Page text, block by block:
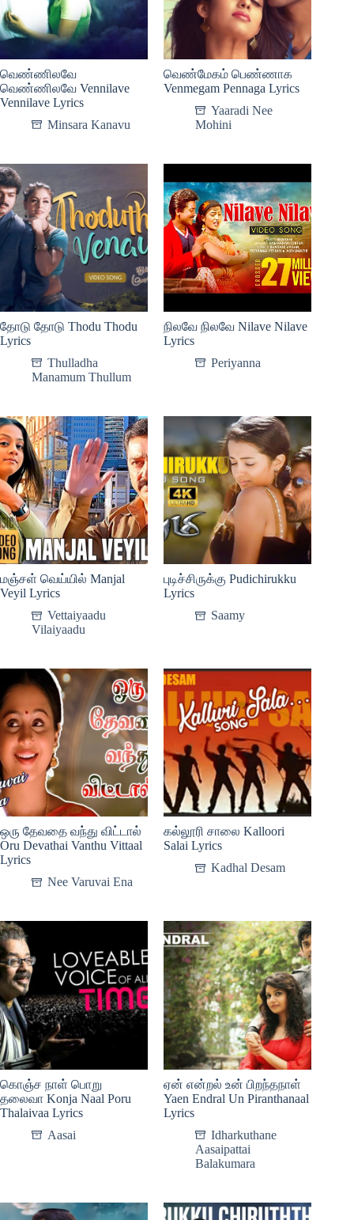
வெண்ணிலவே
வெண்ணிலவே Vennilave
Vennilave Lyrics
Minsara Kanavu
வெண்மேகம் பெண்ணாக
Venmegam Pennaga Lyrics
Yaaradi Nee
Mohini
தோடு தோடு Thodu Thodu
Lyrics
Thulladha
Manamum Thullum
நிலவே நிலவே Nilave Nilave
Lyrics
Periyanna
மஞ்சள் வெய்யில் Manjal
Veyil Lyrics
Vettaiyaadu
Vilaiyaadu
புடிச்சிருக்கு Pudichirukku
Lyrics
Saamy
ஒரு தேவதை வந்து விட்டால்
Oru Devathai Vanthu Vittaal
Lyrics
Nee Varuvai Ena
கல்லூரி சாலை Kalloori
Salai Lyrics
Kadhal Desam
கொஞ்ச நாள் பொறு
தலைவா Konja Naal Poru
Thalaivaa Lyrics
Aasai
ஏன் என்றல் உன் பிறந்தநாள்
Yaen Endral Un Piranthanaal
Lyrics
Idharkuthane
Aasaipattai
Balakumara